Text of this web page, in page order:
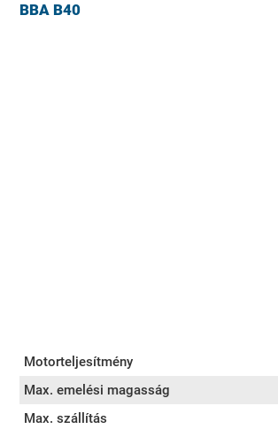
BBA B40
Motorteljesítmény
Max. emelési magasság
Max. szállítás